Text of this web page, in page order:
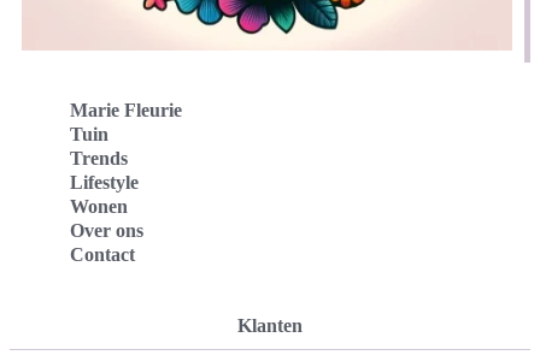
Marie Fleurie
Tuin
Trends
Lifestyle
Wonen
Over ons
Contact
Klanten